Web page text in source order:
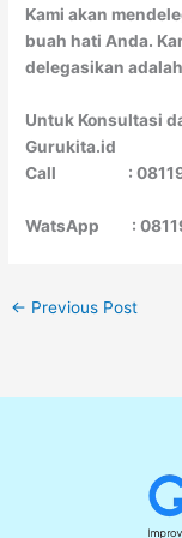
Kami akan
buah hati Anda.
delegasikan
Untuk Konsultasi
Gurukita.id
Call :
WatsApp :
← Previous Post